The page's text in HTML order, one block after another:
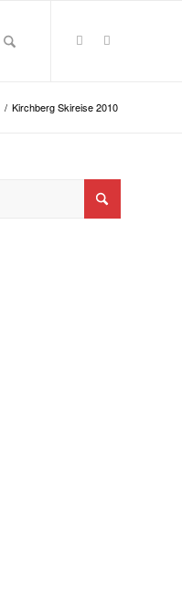
/ Kirchberg Skireise 2010